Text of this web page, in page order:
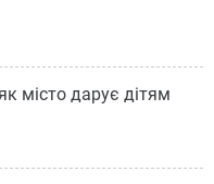
місто дарує дітям